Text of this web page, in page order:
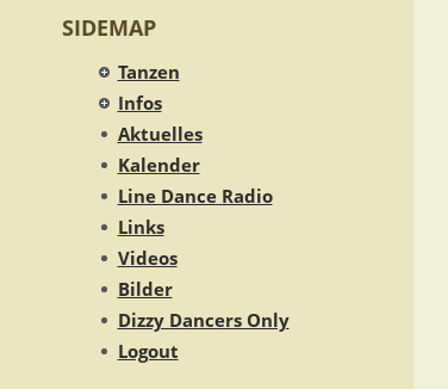
SIDEMAP
Tanzen
Infos
Aktuelles
Kalender
Line Dance Radio
Links
Videos
Bilder
Dizzy Dancers Only
Logout